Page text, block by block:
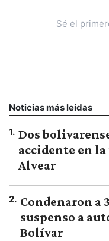
Sé el
Noticias más leídas
1. Dos
accidente en
Alvear
2. Condenaron a
suspenso a
Bolívar